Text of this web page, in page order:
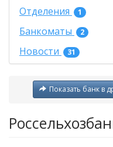
Отделения
1
Банкоматы 2
Новости 31
Показать банк в